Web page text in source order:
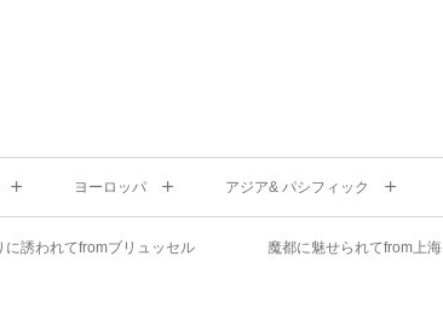
ヨーロッパ アジア& パシフィック
に誘われてfromブリュッセル 魔都に魅せられてfrom上海